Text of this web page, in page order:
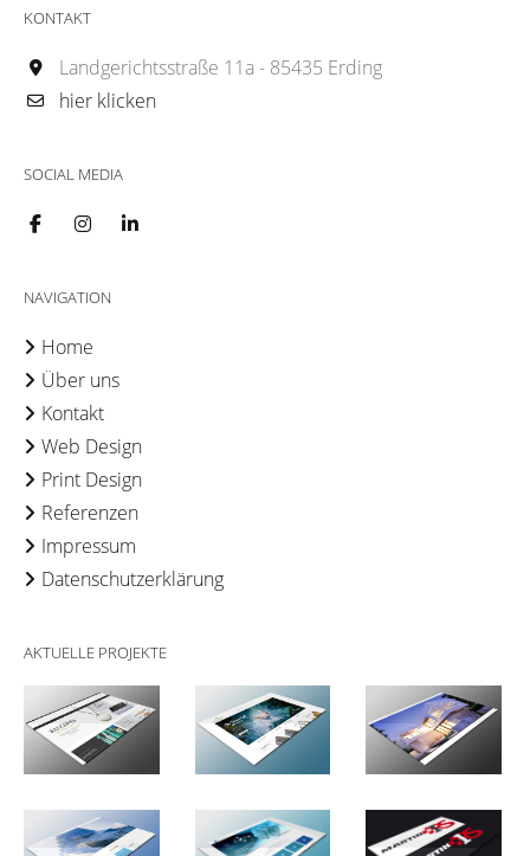
KONTAKT
Landgerichtsstraße 11a - 85435 Erding
hier klicken
SOCIAL MEDIA
NAVIGATION
Home
Über uns
Kontakt
Web Design
Print Design
Referenzen
Impressum
Datenschutzerklärung
AKTUELLE PROJEKTE